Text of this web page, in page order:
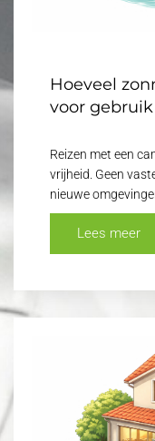
Hoeveel
voor
Reizen met een
vrijheid. Geen
nieuwe
Lees meer